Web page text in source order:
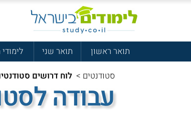
תואר ראשון תואר שני
סטודנטים > לוח דרושים
עבודה